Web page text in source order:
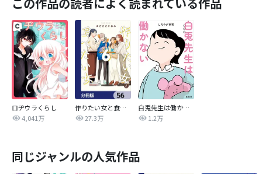
ロヂウラくらし
4,041万
作りたい女と食べたい女【分冊版】
27.3万
白兎先生は働かない【タテヨミ】
1.2万
同じジャンルの人気作品